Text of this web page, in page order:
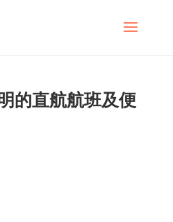
的直航航班及便